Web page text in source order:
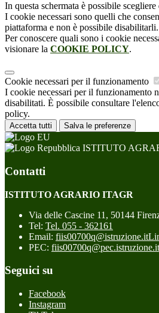
In questa schermata è possibile
I cookie necessari sono quelli che
piattaforma e non è possibile disabilitarli.
Per conoscere quali sono i cookie
visionare la COOKIE POLICY.
Cookie necessari per il funzionamento
I cookie necessari per il funzionamento
disabilitati. È possibile consultare
policy.
Accetta tutti Salva le preferenze
ISTITUTO
Contatti
ISTITUTO AGRARIO ITAGR
Via delle Cascine 11, 50144
Tel: Tel. 055 - 362161
Email: fiis00700q@istruzione.it
PEC: fiis00700q@pec.istruzione.it
Seguici su
Facebook
Instagram